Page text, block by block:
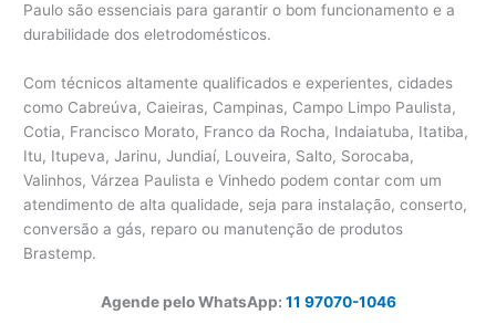
Paulo são essenciais para garantir o bom funcionamento e a
durabilidade dos eletrodomésticos.
Com técnicos altamente qualificados e experientes, cidades
como Cabreúva, Caieiras, Campinas, Campo Limpo Paulista,
Cotia, Francisco Morato, Franco da Rocha, Indaiatuba, Itatiba,
Itu, Itupeva, Jarinu, Jundiaí, Louveira, Salto, Sorocaba,
Valinhos, Várzea Paulista e Vinhedo podem contar com um
atendimento de alta qualidade, seja para instalação, conserto,
conversão a gás, reparo ou manutenção de produtos
Brastemp.
Agende pelo WhatsApp: 11 97070-1046